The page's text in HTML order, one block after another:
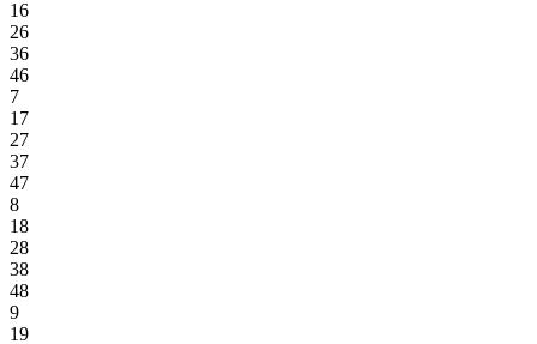
16
26
36
46
7
17
27
37
47
8
18
28
38
48
9
19